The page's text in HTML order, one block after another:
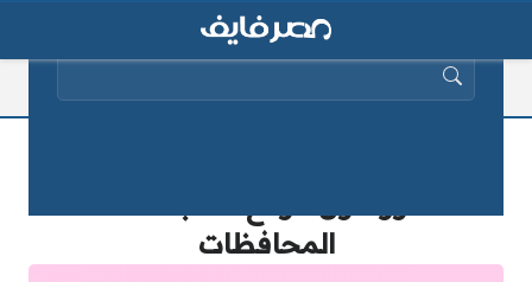
المحافظات
البحث عن: